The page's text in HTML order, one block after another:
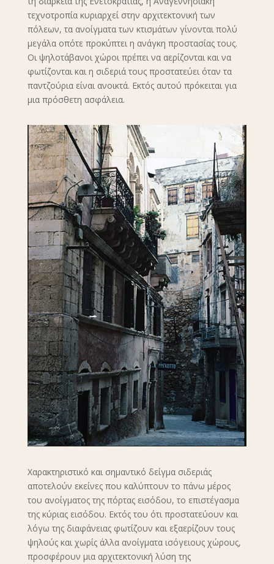
τεχνοτροπία κυριαρχεί στην αρχιτεκτονική των
πόλεων, τα ανοίγματα των κτισμάτων γίνονται πολύ
μεγάλα οπότε προκύπτει η ανάγκη προστασίας τους.
Οι ψηλοτάβανοι χώροι πρέπει να αερίζονται και να
φωτίζονται και η σιδεριά τους προστατεύει όταν τα
παντζούρια είναι ανοικτά. Εκτός αυτού πρόκειται για
μια πρόσθετη ασφάλεια.
Χαρακτηριστικό και σημαντικό δείγμα σιδεριάς
αποτελούν εκείνες που καλύπτουν το πάνω μέρος
του ανοίγματος της πόρτας εισόδου, το επιστέγασμα
της κύριας εισόδου. Εκτός του ότι προστατεύουν και
λόγω της διαφάνειας φωτίζουν και εξαερίζουν τους
ψηλούς και χωρίς άλλα ανοίγματα ισόγειους χώρους,
προσφέρουν μια αρχιτεκτονική λύση της